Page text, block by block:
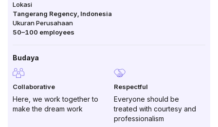
Lokasi
Tangerang Regency Indonesia
Ukuran Perusahaan
50–100 employees
Budaya
Collaborative
Here, we work together to
make the dream work
Respectful
Everyone should be
treated with courtesy and
professionalism